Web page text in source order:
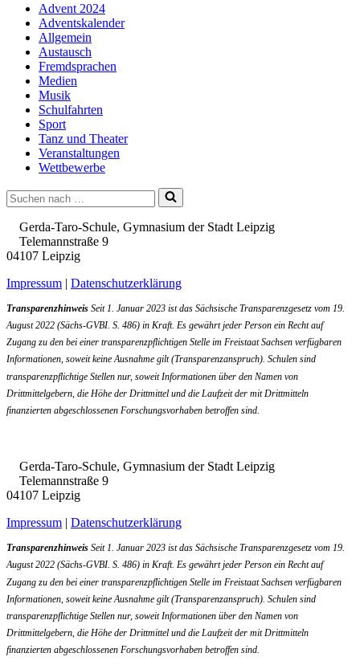
Advent 2024
Adventskalender
Allgemein
Austausch
Fremdsprachen
Medien
Musik
Schulfahrten
Sport
Tanz und Theater
Veranstaltungen
Wettbewerbe
Suchen
nach …
Gerda-Taro-Schule, Gymnasium der Stadt Leipzig
Telemannstraße 9
04107 Leipzig
Impressum | Datenschutzerklärung
Transparenzhinweis Seit 1. Januar 2023 ist das Sächsische Transparenzgesetz vom 19.
August 2022 (Sächs-GVBI. S. 486) in Kraft. Es gewährt jeder Person ein Recht auf
Zugang zu den bei einer transparenzpflichtigen Stelle im Freistaat Sachsen verfügbaren
Informationen, soweit keine Ausnahme gilt (Transparenzanspruch). Schulen sind
transparenzpflichtige Stellen nur, soweit Informationen über den Namen von
Drittmittelgebern, die Höhe der Drittmittel und die Laufzeit der mit Drittmitteln
finanzierten abgeschlossenen Forschungsvorhaben betroffen sind.
Gerda-Taro-Schule, Gymnasium der Stadt Leipzig
Telemannstraße 9
04107 Leipzig
Impressum | Datenschutzerklärung
Transparenzhinweis Seit 1. Januar 2023 ist das Sächsische Transparenzgesetz vom 19.
August 2022 (Sächs-GVBI. S. 486) in Kraft. Es gewährt jeder Person ein Recht auf
Zugang zu den bei einer transparenzpflichtigen Stelle im Freistaat Sachsen verfügbaren
Informationen, soweit keine Ausnahme gilt (Transparenzanspruch). Schulen sind
transparenzpflichtige Stellen nur, soweit Informationen über den Namen von
Drittmittelgebern, die Höhe der Drittmittel und die Laufzeit der mit Drittmitteln
finanzierten abgeschlossenen Forschungsvorhaben betroffen sind.